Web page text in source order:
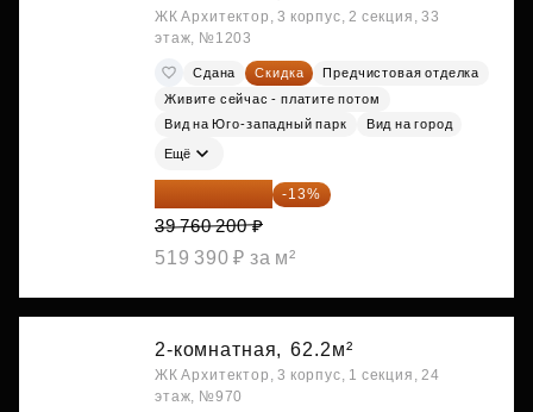
ЖК Архитектор, 3 корпус, 2 секция, 33
этаж, №1203
Сдана Скидка
Предчистовая отделка
Живите сейчас - платите потом
Вид на Юго-западный парк
Вид на город
Ещё
34 591 374 ₽ -13%
39 760 200 ₽
519 390 ₽ за м²
2-комнатная, 62.2м²
ЖК Архитектор, 3 корпус, 1 секция, 24
этаж, №970